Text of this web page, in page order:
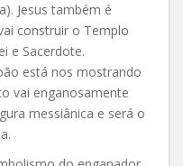
Jesus também é
construir o Templo
e Sacerdote.
está nos mostrando
vai enganosamente
messiânica e será o